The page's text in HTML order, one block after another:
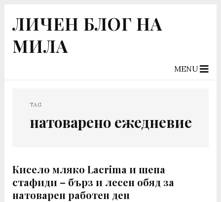
ЛИЧЕН БЛОГ НА
МИЛА
MENU
TAG
натоварено ежедневие
Кисело мляко Lacrima и шепа
стафиди – бърз и лесен обяд за
натоварен работен ден